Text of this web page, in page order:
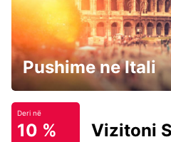
Pushime ne Itali
Deri në
10 % Vizitoni